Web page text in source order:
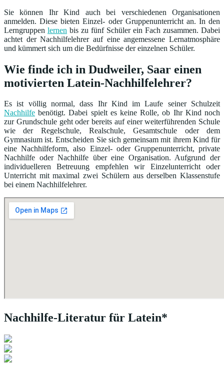
Sie können Ihr Kind auch bei verschiedenen Organisationen
anmelden. Diese bieten Einzel- oder Gruppenunterricht an. In den
Lerngruppen lernen bis zu fünf Schüler ein Fach zusammen. Dabei
achtet der Nachhilfelehrer auf eine angemessene Lernatmosphäre
und kümmert sich um die Bedürfnisse der einzelnen Schüler.
Wie finde ich in Dudweiler, Saar einen
motivierten Latein-Nachhilfelehrer?
Es ist völlig normal, dass Ihr Kind im Laufe seiner Schulzeit
Nachhilfe benötigt. Dabei spielt es keine Rolle, ob Ihr Kind noch
zur Grundschule geht oder bereits auf einer weiterführenden Schule
wie der Regelschule, Realschule, Gesamtschule oder dem
Gymnasium ist. Entscheiden Sie sich gemeinsam mit ihrem Kind für
eine Nachhilfeform, also Einzel- oder Gruppenunterricht, private
Nachhilfe oder Nachhilfe über eine Organisation. Aufgrund der
individuelleren Betreuung empfehlen wir Einzelunterricht oder
Unterricht mit maximal zwei Schülern aus derselben Klassenstufe
bei einem Nachhilfelehrer.
Nachhilfe-Literatur für Latein*